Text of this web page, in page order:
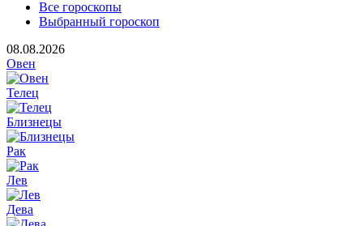
Все гороскопы
Выбранный гороскоп
08.08.2026
Овен
Телец
Близнецы
Рак
Лев
Дева